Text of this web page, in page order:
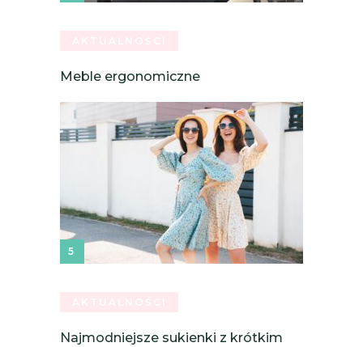
Meble ergonomiczne
Najmodniejsze sukienki z krótkim